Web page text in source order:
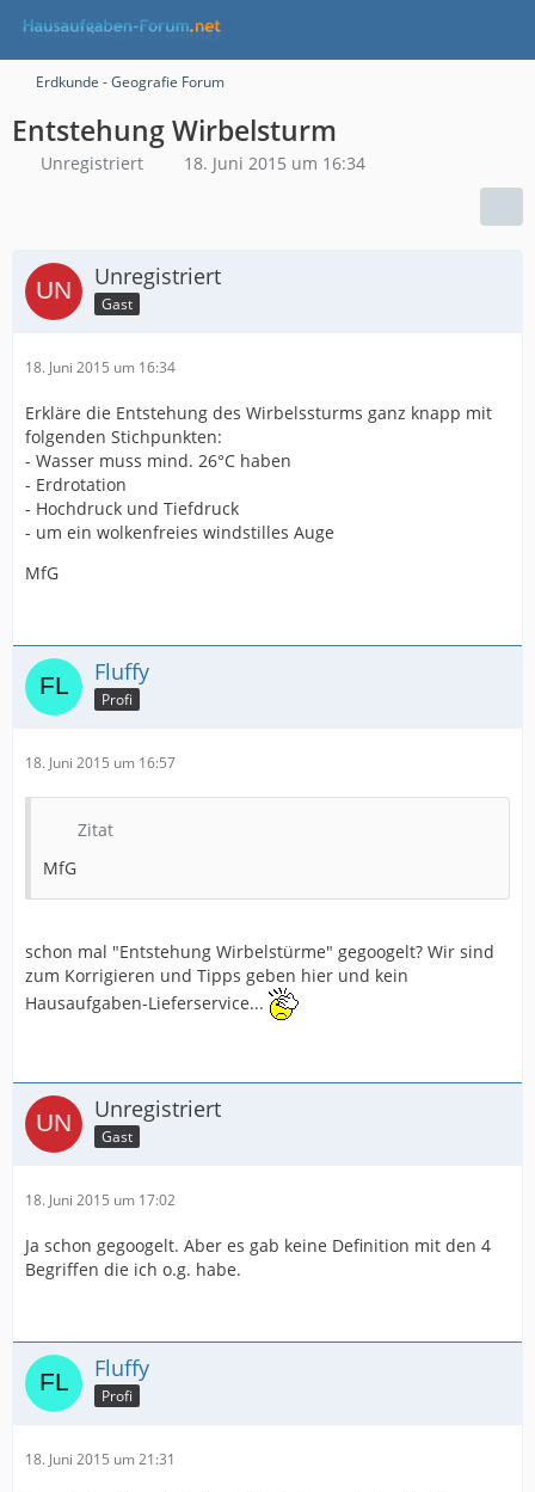
Erdkunde - Geografie Forum
Entstehung Wirbelsturm
Unregistriert 18. Juni 2015 um 16:34
Unregistriert
Gast
18. Juni 2015 um 16:34
Erkläre die Entstehung des Wirbelssturms ganz knapp mit
folgenden Stichpunkten:
- Wasser muss mind. 26°C haben
- Erdrotation
- Hochdruck und Tiefdruck
- um ein wolkenfreies windstilles Auge
MfG
Fluffy
Profi
18. Juni 2015 um 16:57
Zitat
MfG
schon mal "Entstehung Wirbelstürme" gegoogelt? Wir sind
zum Korrigieren und Tipps geben hier und kein
Hausaufgaben-Lieferservice...
Unregistriert
Gast
18. Juni 2015 um 17:02
Ja schon gegoogelt. Aber es gab keine Definition mit den 4
Begriffen die ich o.g. habe.
Fluffy
Profi
18. Juni 2015 um 21:31